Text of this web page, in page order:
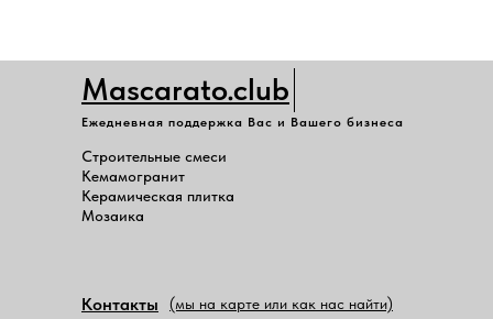
Ежедневная поддержка Вас и Вашего бизнеса
Mascarato.club
Строительные смеси
Кемамогранит
Керамическая плитка
Мозаика
Контакты (мы на карте или как нас найти)